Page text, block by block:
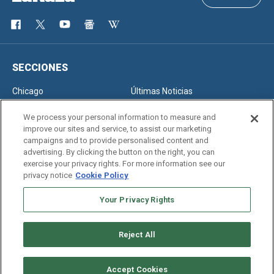
SECCIONES
Chicago
Últimas Noticias
SERVICIOS
Newsletter
Edición Impresa
We process your personal information to measure and
improve our sites and service, to assist our marketing
campaigns and to provide personalised content and
advertising. By clicking the button on the right, you can
exercise your privacy rights. For more information see our
privacy notice Cookie Policy
Your Privacy Rights
Reject All
Accept Cookies